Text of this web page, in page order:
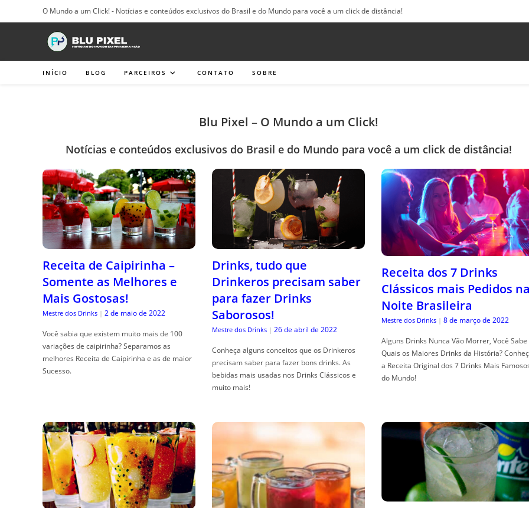
para
O Mundo a um Click! - Notícias e conteúdos exclusivos do Brasil e do Mundo para você a um click de distância!
INÍCIO BLOG PARCEIROS CONTATO SOBRE
Blu Pixel – O Mundo a um Click!
Notícias e conteúdos exclusivos do Brasil e do Mundo para você a um click de distância!
Receita de Caipirinha –
Somente as Melhores e
Mais Gostosas!
Mestre dos Drinks | 2 de maio de 2022
Você sabia que existem muito mais de 100
variações de caipirinha? Separamos as
melhores Receita de Caipirinha e as de maior
Sucesso.
Drinks, tudo que
Drinkeros precisam saber
para fazer Drinks
Saborosos!
Mestre dos Drinks | 26 de abril de 2022
Conheça alguns conceitos que os Drinkeros
precisam saber para fazer bons drinks. As
bebidas mais usadas nos Drinks Clássicos e
muito mais!
Receita dos 7 Drinks
Clássicos mais Pedidos
Noite Brasileira
Mestre dos Drinks | 8 de março de 2022
Alguns Drinks Nunca Vão Morrer, Você Sabe
Quais os Maiores Drinks da História?
a Receita Original dos 7 Drinks Mais
do Mundo!